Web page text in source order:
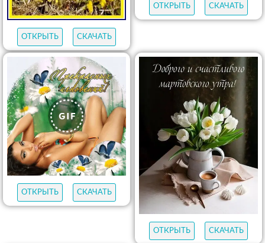
ОТКРЫТЬ СКАЧАТЬ
ОТКРЫТЬ СКАЧАТЬ
ОТКРЫТЬ СКАЧАТЬ
ОТКРЫТЬ СКАЧАТЬ